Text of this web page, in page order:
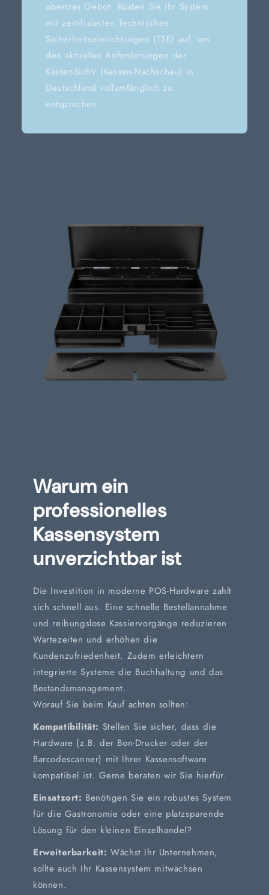
oberstes Gebot. Rüsten Sie Ihr System
mit zertifizierten Technischen
Sicherheitseinrichtungen (TSE) auf, um
den aktuellen Anforderungen der
KassenSichV (Kassen-Nachschau) in
Deutschland vollumfänglich zu
entsprechen.
Warum ein
professionelles
Kassensystem
unverzichtbar ist
Die Investition in moderne POS-Hardware zahlt
sich schnell aus. Eine schnelle Bestellannahme
und reibungslose Kassiervorgänge reduzieren
Wartezeiten und erhöhen die
Kundenzufriedenheit. Zudem erleichtern
integrierte Systeme die Buchhaltung und das
Bestandsmanagement.
Worauf Sie beim Kauf achten sollten:
Kompatibilität: Stellen Sie sicher, dass die
Hardware (z.B. der Bon-Drucker oder der
Barcodescanner) mit Ihrer Kassensoftware
kompatibel ist. Gerne beraten wir Sie hierfür.
Einsatzort: Benötigen Sie ein robustes System
für die Gastronomie oder eine platzsparende
Lösung für den kleinen Einzelhandel?
Erweiterbarkeit: Wächst Ihr Unternehmen,
sollte auch Ihr Kassensystem mitwachsen
können.